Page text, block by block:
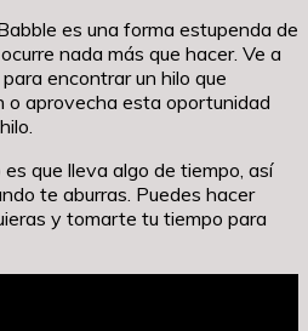
es una forma estupenda de
nada más que hacer. Ve a
encontrar un hilo que
o aprovecha esta oportunidad
que lleva algo de tiempo, así
te aburras. Puedes hacer
y tomarte tu tiempo para